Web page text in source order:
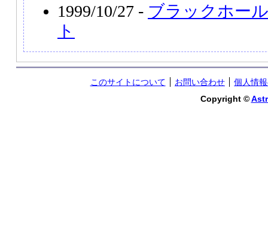
1999/10/27 - ブラックホー
ト
このサイトについて お問い合わせ
個人情
Copyright ©